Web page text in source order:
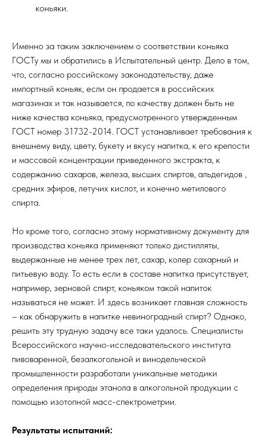
коньяки.
Именно за таким заключением о соответствии коньяка
ГОСТу мы и обратились в Испытательный центр. Дело в том,
что, согласно российскому законодательству, даже
импортный коньяк, если он продается в российских
магазинах и так называется, по качеству должен быть не
ниже качества коньяка, предусмотренного утвержденным
ГОСТ номер 31732-2014. ГОСТ устанавливает требования к
внешнему виду, цвету, букету и вкусу напитка, к его крепости
и массовой концентрации приведенного экстракта, к
содержанию сахаров, железа, высших спиртов, альдегидов ,
средних эфиров, летучих кислот, и конечно метилового
спирта.
Но кроме того, согласно этому нормативному документу для
производства коньяка применяют только дистилляты,
выдержанные не менее трех лет, сахар, колер сахарный и
питьевую воду. То есть если в составе напитка присутствует,
например, зерновой спирт, коньяком такой напиток
называться не может. И здесь возникает главная сложность
– как обнаружить в напитке невиноградный спирт? Однако,
решить эту трудную задачу все таки удалось. Специалисты
Всероссийского научно-исследовательского института
пивоваренной, безалкогольной и винодельческой
промышленности разработали уникальные методики
определения природы этанола в алкогольной продукции с
помощью изотопной масс-спектрометрии.
Результаты испытаний: